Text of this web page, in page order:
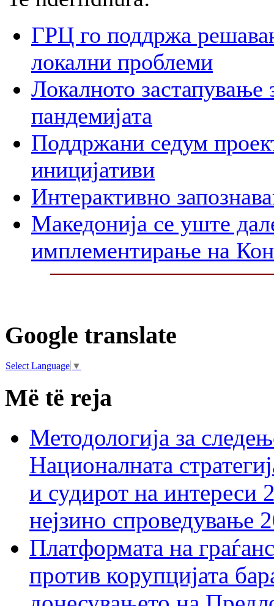
ГРЦ го поддржа
локални проблеми
Локалното застапување
пандемијата
Поддржани седум
иницијативи
Интерактивно
Македонија се уште
имплементирање на
Google translate
Select Language ▼
Më të reja
Методологија за
Националната
и судирот на интереси
нејзино спроведување
Платформата на
против корупцијата